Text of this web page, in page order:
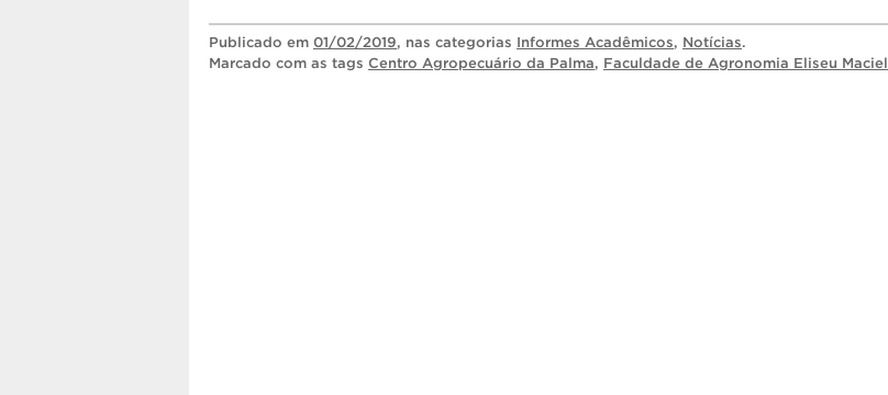
Publicado em 01/02/2019, nas categorias Informes Acadêmicos, Notícias.
Marcado com as tags Centro Agropecuário da Palma, Faculdade de Agronomia Eliseu Maciel